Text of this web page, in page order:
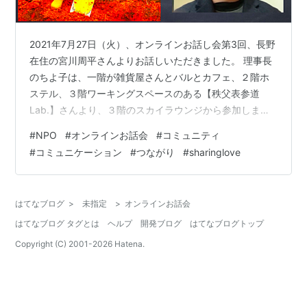
2021年7月27日（火）、オンラインお話し会第3回、長野
在住の宮川周平さんよりお話しいただきました。 理事長
のちよ子は、一階が雑貨屋さんとバルとカフェ、２階ホ
ステル、３階ワーキングスペースのある【秩父表参道
Lab.】さんより、３階のスカイラウンジから参加しまし
下、宮川さんからのレポートです。 長野市在住。1994年
生まれ（あいみょんさんと同学年）のフリーランス。
WEBライターと塾のスタッフ、NPO団体で活動するパラ
い」という想いから、sharing love クリエイターという
肩書きを自…
#NPO #オンラインお話会 #コミュニティ
#コミュニケーション #つながり #sharinglove
はてなブログ > 未指定 > オンラインお話会
はてなブログ タグとは
ヘルプ 開発ブログ
はてなブログトップ
Copyright (C) 2001-2026 Hatena.